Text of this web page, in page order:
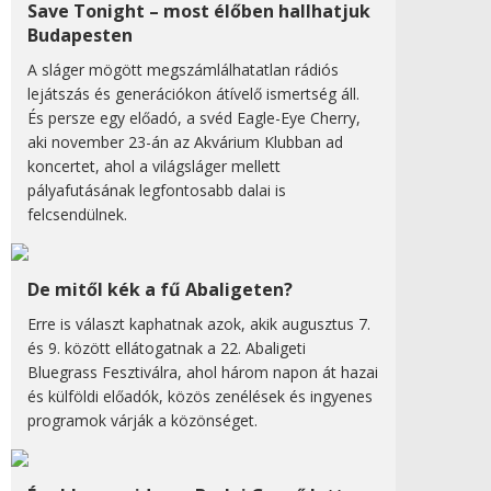
Save Tonight – most élőben hallhatjuk
Budapesten
A sláger mögött megszámlálhatatlan rádiós
lejátszás és generációkon átívelő ismertség áll.
És persze egy előadó, a svéd Eagle-Eye Cherry,
aki november 23-án az Akvárium Klubban ad
koncertet, ahol a világsláger mellett
pályafutásának legfontosabb dalai is
felcsendülnek.
De mitől kék a fű Abaligeten?
Erre is választ kaphatnak azok, akik augusztus 7.
és 9. között ellátogatnak a 22. Abaligeti
Bluegrass Fesztiválra, ahol három napon át hazai
és külföldi előadók, közös zenélések és ingyenes
programok várják a közönséget.